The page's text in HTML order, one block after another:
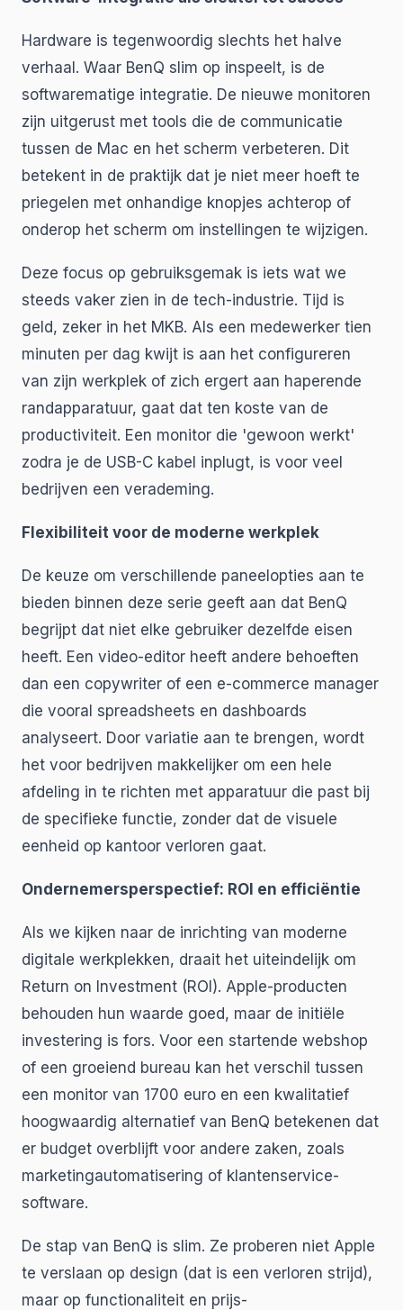
Hardware is tegenwoordig slechts het halve
verhaal. Waar BenQ slim op inspeelt, is de
softwarematige integratie. De nieuwe monitoren
zijn uitgerust met tools die de communicatie
tussen de Mac en het scherm verbeteren. Dit
betekent in de praktijk dat je niet meer hoeft te
priegelen met onhandige knopjes achterop of
onderop het scherm om instellingen te wijzigen.
Deze focus op gebruiksgemak is iets wat we
steeds vaker zien in de tech-industrie. Tijd is
geld, zeker in het MKB. Als een medewerker tien
minuten per dag kwijt is aan het configureren
van zijn werkplek of zich ergert aan haperende
randapparatuur, gaat dat ten koste van de
productiviteit. Een monitor die 'gewoon werkt'
zodra je de USB-C kabel inplugt, is voor veel
bedrijven een verademing.
Flexibiliteit voor de moderne werkplek
De keuze om verschillende paneelopties aan te
bieden binnen deze serie geeft aan dat BenQ
begrijpt dat niet elke gebruiker dezelfde eisen
heeft. Een video-editor heeft andere behoeften
dan een copywriter of een e-commerce manager
die vooral spreadsheets en dashboards
analyseert. Door variatie aan te brengen, wordt
het voor bedrijven makkelijker om een hele
afdeling in te richten met apparatuur die past bij
de specifieke functie, zonder dat de visuele
eenheid op kantoor verloren gaat.
Ondernemersperspectief: ROI en efficiëntie
Als we kijken naar de inrichting van moderne
digitale werkplekken, draait het uiteindelijk om
Return on Investment (ROI). Apple-producten
behouden hun waarde goed, maar de initiële
investering is fors. Voor een startende webshop
of een groeiend bureau kan het verschil tussen
een monitor van 1700 euro en een kwalitatief
hoogwaardig alternatief van BenQ betekenen dat
er budget overblijft voor andere zaken, zoals
marketingautomatisering of klantenservice-
software.
De stap van BenQ is slim. Ze proberen niet Apple
te verslaan op design (dat is een verloren strijd),
maar op functionaliteit en prijs-